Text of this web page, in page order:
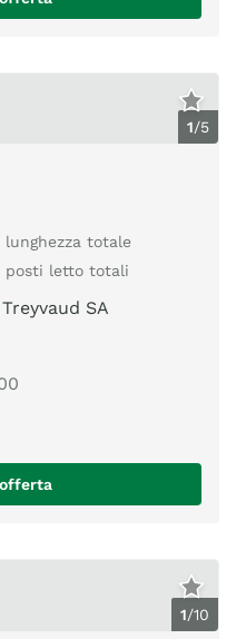
1/5
lunghezza totale
posti letto totali
SA
1/10